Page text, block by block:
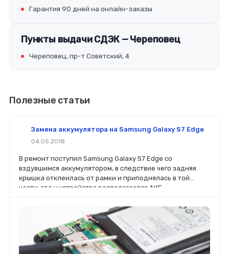
Гарантия 90 дней на онлайн-заказы
Пункты выдачи СДЭК — Череповец
Череповец, пр-т Советский, 4
Полезные статьи
Замена аккумулятора на Samsung Galaxy S7 Edge
04.05.2018
В ремонт поступил Samsung Galaxy S7 Edge со
вздувшимся аккумулятором, в следствие чего задняя
крышка отклеилась от рамки и приподнялась в той
части, где у устройства располагается АКБ.